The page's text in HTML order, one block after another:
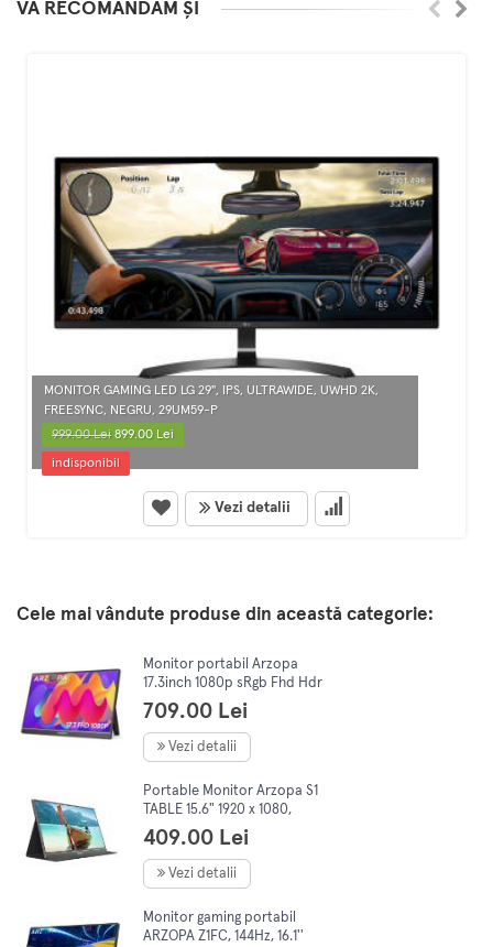
VĂ RECOMANDĂM ȘI
MONITOR GAMING LED LG 29", IPS, ULTRAWIDE, UWHD 2K,
FREESYNC, NEGRU, 29UM59-P
999.00 Lei899.00 Lei
indisponibil
Vezi detalii
Cele mai vândute produse din această categorie:
Monitor portabil Arzopa
17.3inch 1080p sRgb Fhd Hdr
Ips Hdmi Usb C Type C
difuzor dual foarte subtire
709.00 Lei
Vezi detalii
Portable Monitor Arzopa S1
TABLE 15.6" 1920 x 1080,
Negru
409.00 Lei
Vezi detalii
Monitor gaming portabil
ARZOPA Z1FC, 144Hz, 16.1''